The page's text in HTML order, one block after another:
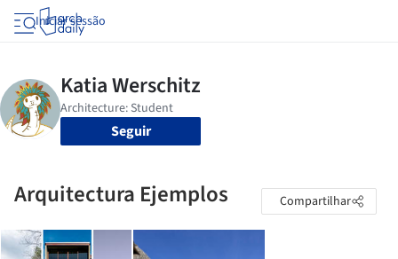
Iniciar sessão
Seguir
Arquitectura Ejemplos Compartilhar